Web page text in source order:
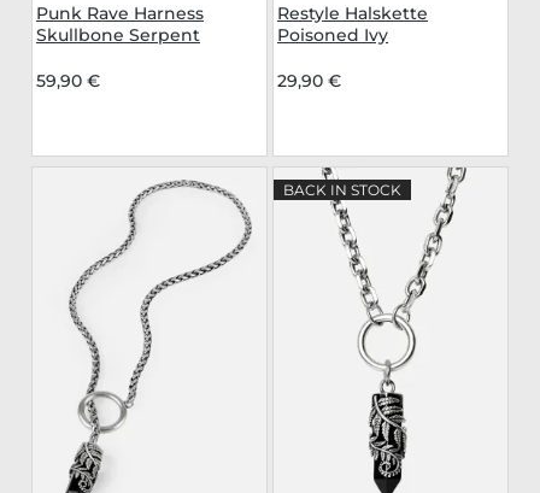
Punk Rave Harness
Skullbone Serpent
59,90 €
Restyle Halskette
Poisoned Ivy
29,90 €
BACK IN STOCK